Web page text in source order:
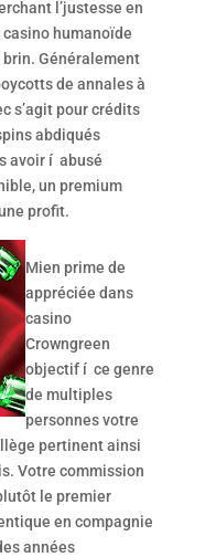
l’justesse en
casino humanoïde
brin. Généralement
de annales à
s’agit pour crédits
abdiqués
avoir í abusé
un premium
profit.
Mien prime de
appréciée dans
casino
Crowngreen
objectif í ce genre
de multiples
personnes votre
pertinent ainsi
Votre commission
le premier
en compagnie
années